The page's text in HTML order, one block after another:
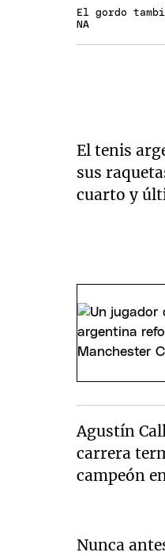
El gordo
NA
El tenis
sus
cuarto y
Agustín
carrera
campeón
Nunca